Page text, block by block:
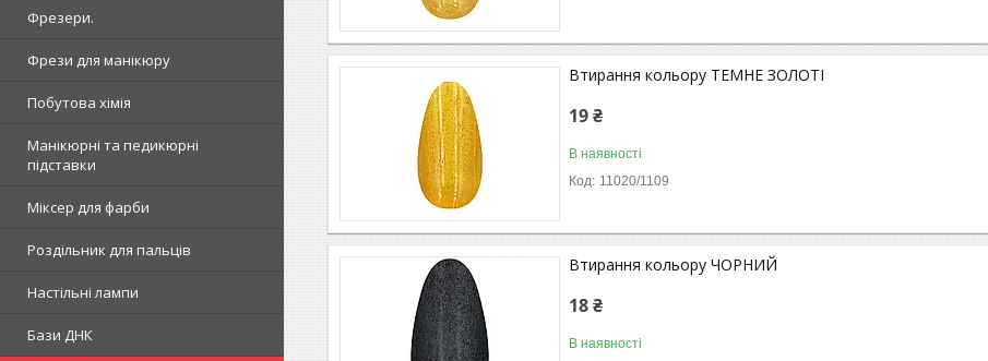
Фрезери.
Фрези для манікюру
Побутова хімія
Манікюрні та педикюрні
підставки
Міксер для фарби
Роздільник для пальців
Настільні лампи
Бази ДНК
Втирання кольору ТЕМНЕ ЗОЛОТІ
19 ₴
В наявності
11020/1109
Втирання кольору ЧОРНИЙ
18 ₴
В наявності